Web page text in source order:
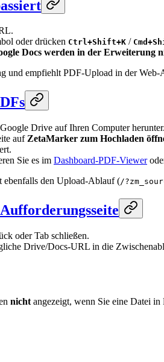
oder drücken Ctrl+Shift+K /
Docs werden in der Erweiterung
und empfiehlt PDF-Upload in der Web-
Drive auf Ihren Computer herunter.
auf ZetaMarker zum Hochladen
Sie es im Dashboard-PDF-Viewer
ebenfalls den Upload-Ablauf (/
oder Tab schließen.
Drive/Docs-URL in die
nicht angezeigt, wenn Sie eine Datei